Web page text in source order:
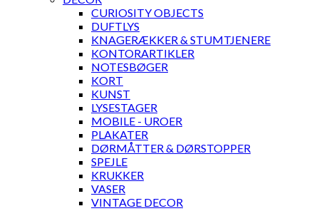
CURIOSITY OBJECTS
DUFTLYS
KNAGERÆKKER & STUMTJENERE
KONTORARTIKLER
NOTESBØGER
KORT
KUNST
LYSESTAGER
MOBILE - UROER
PLAKATER
DØRMÅTTER & DØRSTOPPER
SPEJLE
KRUKKER
VASER
VINTAGE DECOR